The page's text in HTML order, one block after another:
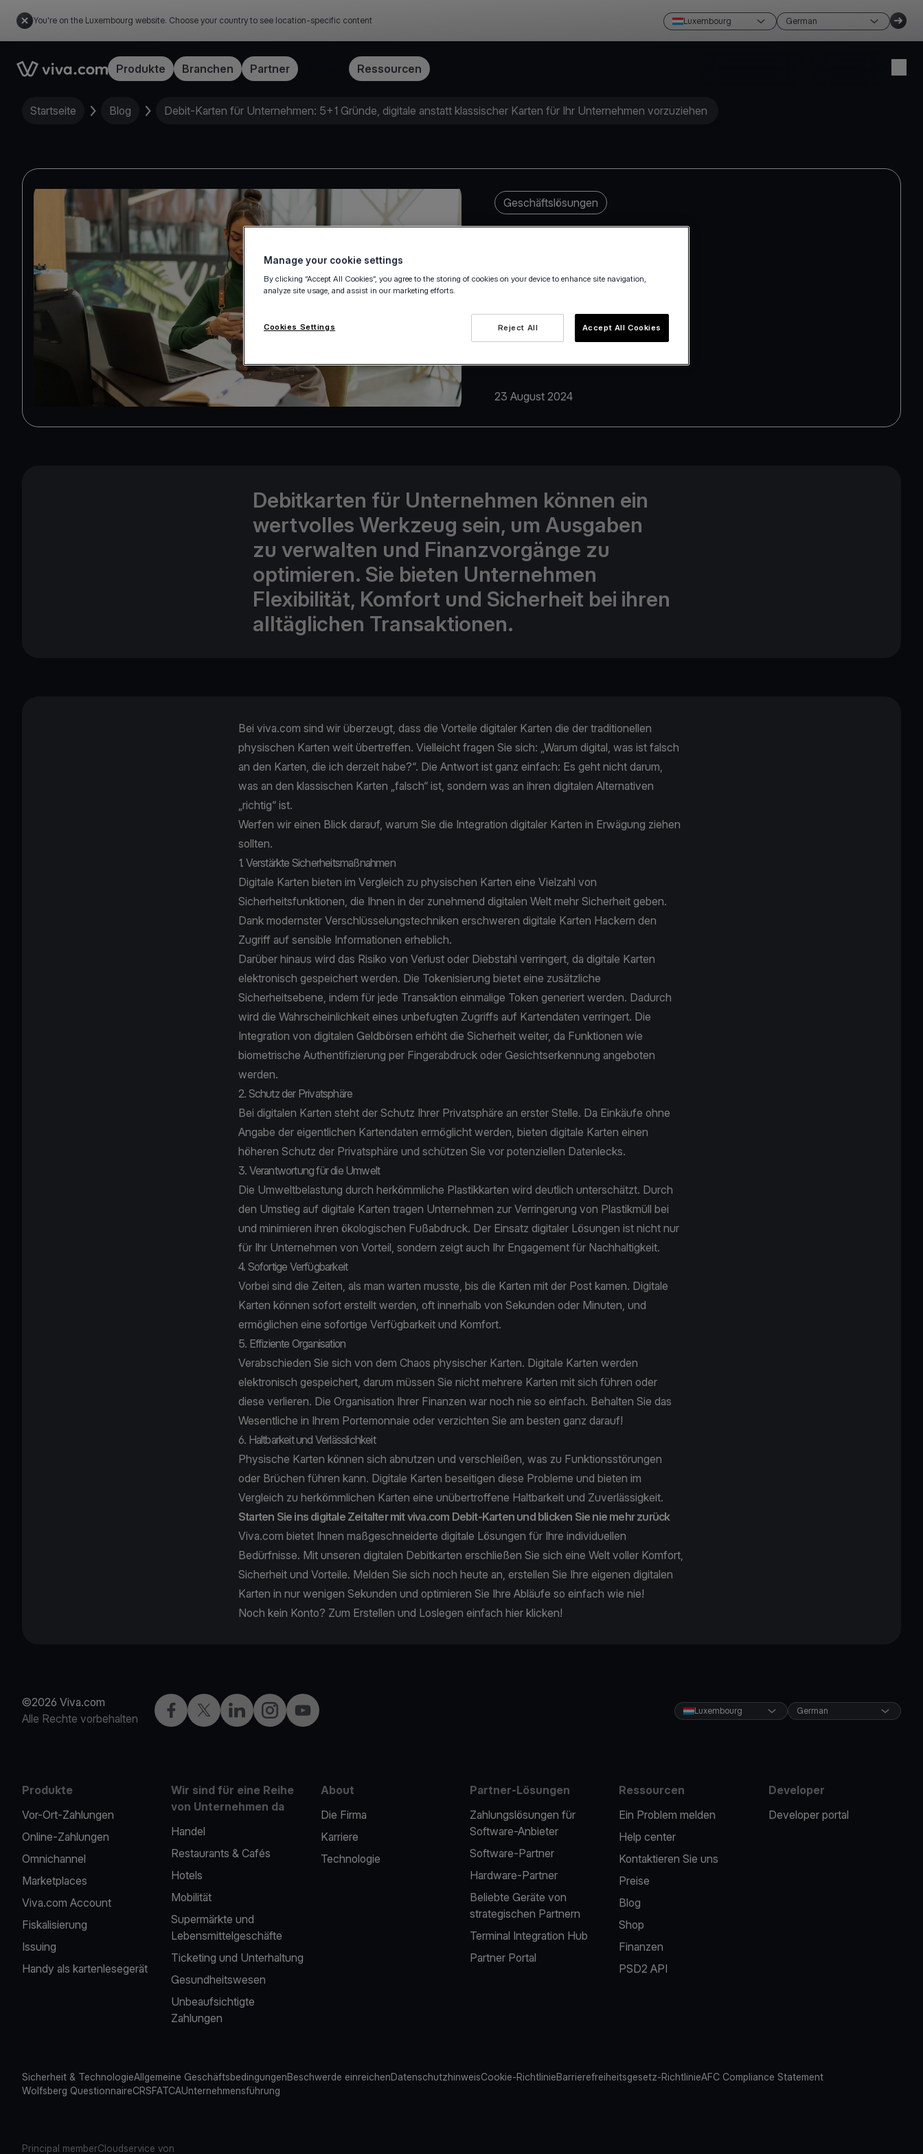
You're on the Luxembourg website. Choose your country to see location-specific content Luxembourg German
Link to the homepageProdukte Branchen Partner Ressourcen
Startseite Blog Debit-Karten für Unternehmen: 5+1 Gründe, digitale anstatt klassischer Karten für Ihr Unternehmen vorzuziehen
Geschäftslösungen
23 August 2024
Debitkarten für Unternehmen können ein
wertvolles Werkzeug sein, um Ausgaben
zu verwalten und Finanzvorgänge zu
optimieren. Sie bieten Unternehmen
Flexibilität, Komfort und Sicherheit bei ihren
alltäglichen Transaktionen.
Bei viva.com sind wir überzeugt, dass die Vorteile digitaler Karten die der traditionellen
physischen Karten weit übertreffen. Vielleicht fragen Sie sich: „Warum digital, was ist falsch
an den Karten, die ich derzeit habe?“. Die Antwort ist ganz einfach: Es geht nicht darum,
was an den klassischen Karten „falsch“ ist, sondern was an ihren digitalen Alternativen
„richtig“ ist.
Werfen wir einen Blick darauf, warum Sie die Integration digitaler Karten in Erwägung ziehen
sollten.
1. Verstärkte Sicherheitsmaßnahmen
Digitale Karten bieten im Vergleich zu physischen Karten eine Vielzahl von
Sicherheitsfunktionen, die Ihnen in der zunehmend digitalen Welt mehr Sicherheit geben.
Dank modernster Verschlüsselungstechniken erschweren digitale Karten Hackern den
Zugriff auf sensible Informationen erheblich.
Darüber hinaus wird das Risiko von Verlust oder Diebstahl verringert, da digitale Karten
elektronisch gespeichert werden. Die Tokenisierung bietet eine zusätzliche
Sicherheitsebene, indem für jede Transaktion einmalige Token generiert werden. Dadurch
wird die Wahrscheinlichkeit eines unbefugten Zugriffs auf Kartendaten verringert. Die
Integration von digitalen Geldbörsen erhöht die Sicherheit weiter, da Funktionen wie
biometrische Authentifizierung per Fingerabdruck oder Gesichtserkennung angeboten
werden.
2. Schutz der Privatsphäre
Bei digitalen Karten steht der Schutz Ihrer Privatsphäre an erster Stelle. Da Einkäufe ohne
Angabe der eigentlichen Kartendaten ermöglicht werden, bieten digitale Karten einen
höheren Schutz der Privatsphäre und schützen Sie vor potenziellen Datenlecks.
3. Verantwortung für die Umwelt
Die Umweltbelastung durch herkömmliche Plastikkarten wird deutlich unterschätzt. Durch
den Umstieg auf digitale Karten tragen Unternehmen zur Verringerung von Plastikmüll bei
und minimieren ihren ökologischen Fußabdruck. Der Einsatz digitaler Lösungen ist nicht nur
für Ihr Unternehmen von Vorteil, sondern zeigt auch Ihr Engagement für Nachhaltigkeit.
4. Sofortige Verfügbarkeit
Vorbei sind die Zeiten, als man warten musste, bis die Karten mit der Post kamen. Digitale
Karten können sofort erstellt werden, oft innerhalb von Sekunden oder Minuten, und
ermöglichen eine sofortige Verfügbarkeit und Komfort.
5. Effiziente Organisation
Verabschieden Sie sich von dem Chaos physischer Karten. Digitale Karten werden
elektronisch gespeichert, darum müssen Sie nicht mehrere Karten mit sich führen oder
diese verlieren. Die Organisation Ihrer Finanzen war noch nie so einfach. Behalten Sie das
Wesentliche in Ihrem Portemonnaie oder verzichten Sie am besten ganz darauf!
6. Haltbarkeit und Verlässlichkeit
Physische Karten können sich abnutzen und verschleißen, was zu Funktionsstörungen
oder Brüchen führen kann. Digitale Karten beseitigen diese Probleme und bieten im
Vergleich zu herkömmlichen Karten eine unübertroffene Haltbarkeit und Zuverlässigkeit.
Starten Sie ins digitale Zeitalter mit viva.com Debit-Karten und blicken Sie nie mehr zurück
Viva.com bietet Ihnen maßgeschneiderte digitale Lösungen für Ihre individuellen
Bedürfnisse. Mit unseren digitalen Debitkarten erschließen Sie sich eine Welt voller Komfort,
Sicherheit und Vorteile. Melden Sie sich noch heute an, erstellen Sie Ihre eigenen digitalen
Karten in nur wenigen Sekunden und optimieren Sie Ihre Abläufe so einfach wie nie!
Noch kein Konto? Zum Erstellen und Loslegen einfach hier klicken!
©2026 Viva.com
Alle Rechte vorbehalten
Facebook
X LinkedInInstagramYouTube Luxembourg German
Produkte
Vor-Ort-Zahlungen
Online-Zahlungen
Omnichannel
Marketplaces
Viva.com Account
Fiskalisierung
Issuing
Handy als kartenlesegerät
Wir sind für eine Reihe
von Unternehmen da
Handel
Restaurants & Cafés
Hotels
Mobilität
Supermärkte und
Lebensmittelgeschäfte
Ticketing und Unterhaltung
Gesundheitswesen
Unbeaufsichtigte
Zahlungen
About
Die Firma
Karriere
Technologie
Partner-Lösungen
Zahlungslösungen für
Software-Anbieter
Software-Partner
Hardware-Partner
Beliebte Geräte von
strategischen Partnern
Terminal Integration Hub
Partner Portal
Ressourcen
Ein Problem melden
Help center
Kontaktieren Sie uns
Preise
Blog
Shop
Finanzen
PSD2 API
Developer
Developer portal
Sicherheit & TechnologieAllgemeine GeschäftsbedingungenBeschwerde einreichenDatenschutzhinweisCookie-RichtlinieBarrierefreiheitsgesetz-RichtlinieAFC Compliance Statement
Wolfsberg QuestionnaireCRSFATCAUnternehmensführung
Principal memberCloudservice von
Manage your cookie settings
By clicking “Accept All Cookies”, you agree to the storing of cookies on your device to enhance site navigation,
analyze site usage, and assist in our marketing efforts.
Reject All Accept All Cookies
Cookies Settings